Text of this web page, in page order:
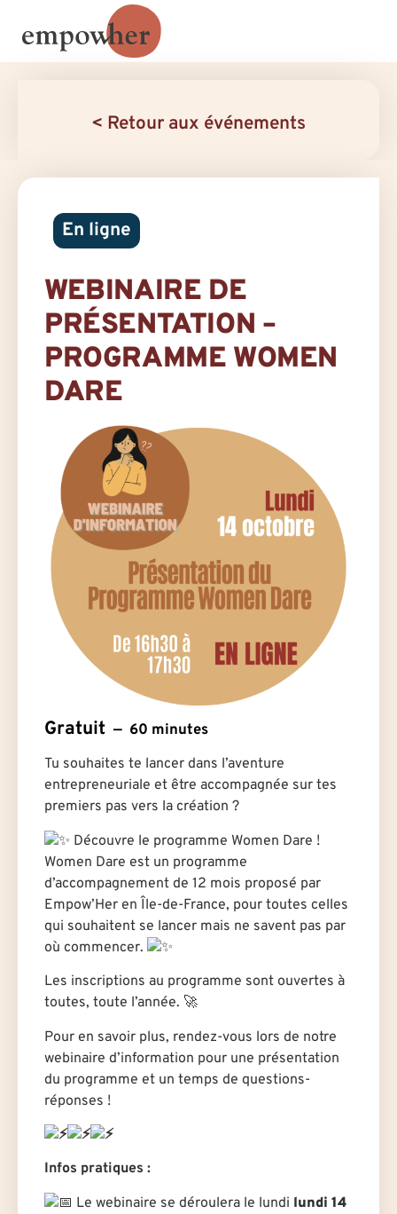
< Retour aux événements
En ligne
WEBINAIRE DE
PRÉSENTATION –
PROGRAMME WOMEN
DARE
Gratuit 60 minutes
Tu souhaites te lancer dans l’aventure
entrepreneuriale et être accompagnée sur tes
premiers pas vers la création ?
Découvre le programme Women Dare !
Women Dare est un programme
d’accompagnement de 12 mois proposé par
Empow’Her en Île-de-France, pour toutes celles
qui souhaitent se lancer mais ne savent pas par
où commencer.
Les inscriptions au programme sont ouvertes à
toutes, toute l’année. 🚀
Pour en savoir plus, rendez-vous lors de notre
webinaire d’information pour une présentation
du programme et un temps de questions-
réponses !
Infos pratiques :
Le webinaire se déroulera le lundi lundi 14